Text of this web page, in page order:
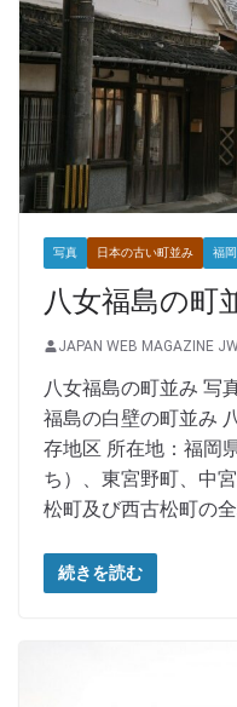
写真 日本の古い町並み 福
八女福島の町
JAPAN WEB MAGAZINE
八女福島の町並み 写
福島の白壁の町並み
存地区 所在地：福岡
ち）、東宮野町、中
松町及び西古松町の
続きを読む